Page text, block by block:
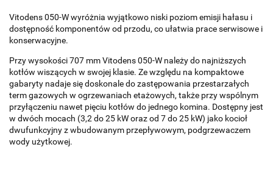
Vitodens 050-W wyróżnia wyjątkowo niski poziom emisji hałasu i
dostępność komponentów od przodu, co ułatwia prace serwisowe i
konserwacyjne.
Przy wysokości 707 mm Vitodens 050-W należy do najniższych
kotłów wiszących w swojej klasie. Ze względu na kompaktowe
gabaryty nadaje się doskonale do zastępowania przestarzałych
term gazowych w ogrzewaniach etażowych, także przy wspólnym
przyłączeniu nawet pięciu kotłów do jednego komina. Dostępny jest
w dwóch mocach (3,2 do 25 kW oraz od 7 do 25 kW) jako kocioł
dwufunkcyjny z wbudowanym przepływowym, podgrzewaczem
wody użytkowej.